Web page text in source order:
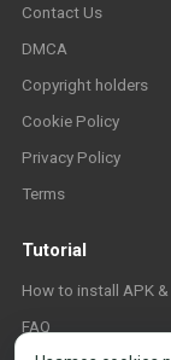
Contact Us
DMCA
Copyright holders
Cookie Policy
Privacy Policy
Terms
Tutorial
How to install APK &
FAQ